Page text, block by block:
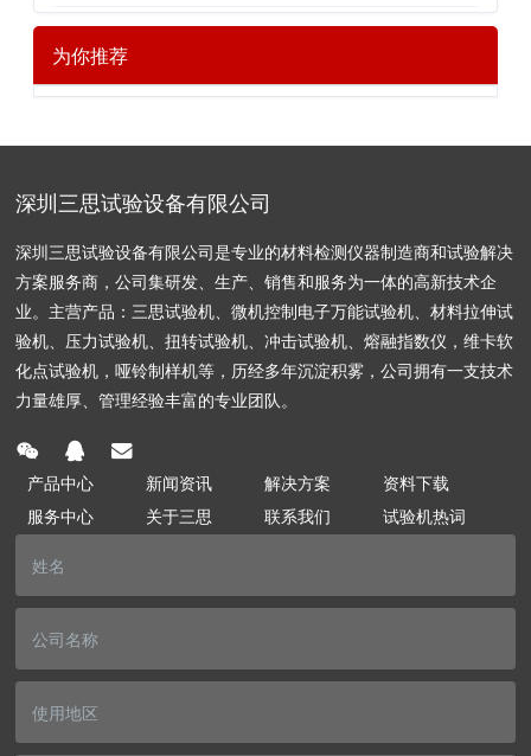
为你推荐
深圳三思试验设备有限公司
深圳三思试验设备有限公司是专业的材料检测仪器制造商和试验解决
方案服务商，公司集研发、生产、销售和服务为一体的高新技术企
业。主营产品：三思试验机、微机控制电子万能试验机、材料拉伸试
验机、压力试验机、扭转试验机、冲击试验机、熔融指数仪，维卡软
化点试验机，哑铃制样机等，历经多年沉淀积雾，公司拥有一支技术
力量雄厚、管理经验丰富的专业团队。
产品中心 新闻资讯 解决方案
资料下载
服务中心
关于三思 联系我们 试验机热词